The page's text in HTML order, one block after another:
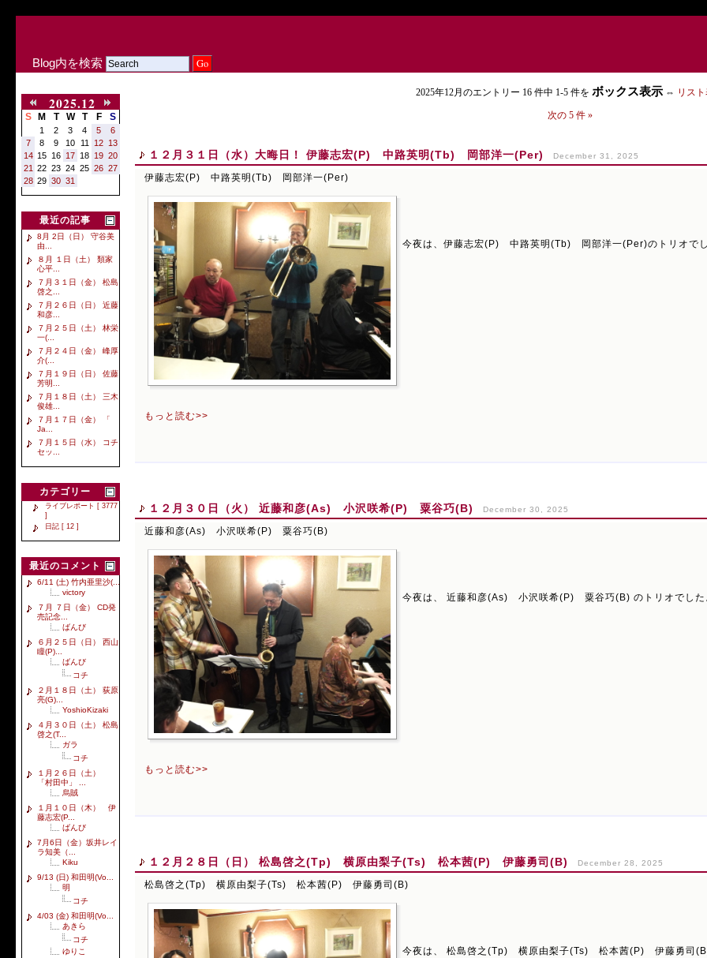
Blog内を検索
2025.12
S M T W T F S
1 2 3 4 5
6
7
8 9 10 11 12 13
14 15 16 17 18 19 20
21
22 23 24 25 26 27
28 29 30 31
最近の記事
8月 2日（日） 守谷美
由...
８月 １日（土） 類家
心平...
７月３１日（金） 松島
啓之...
７月２６日（日） 近藤
和彦...
７月２５日（土） 林栄
一(...
７月２４日（金） 峰厚
介(...
７月１９日（日） 佐藤
芳明...
７月１８日（土） 三木
俊雄...
７月１７日（金） 「
Ja...
７月１５日（水） コチ
セッ...
カテゴリー
ライブレポート [ 3777
]
日記 [ 12 ]
最近のコメント
6/11 (土) 竹内亜里沙(...
victory
７月 ７日（金） CD発
売記念...
ばんび
６月２５日（日） 西山
瞳(P)...
ばんび
コチ
２月１８日（土） 荻原
亮(G)...
YoshioKizaki
４月３０日（土） 松島
啓之(T...
ガラ
コチ
１月２６日（土）
「村田中」 ...
烏賊
１月１０日（木） 伊
藤志宏(P...
ばんび
7月6日（金）坂井レイ
ラ知美（...
Kiku
9/13 (日) 和田明(Vo...
明
コチ
4/03 (金) 和田明(Vo...
あきら
コチ
ゆりこ
2025年12月のエントリー 16 件中 1-5 件を ボックス表示⇔ リス
次の 5 件 »
１２月３１日（水）大晦日！ 伊藤志宏(P) 中路英明(Tb) 岡部洋一(Per) December 31, 2025
伊藤志宏(P) 中路英明(Tb) 岡部洋一(Per)
今夜は、伊藤志宏(P) 中路英明(Tb) 岡部洋一(Per)のトリオでし
もっと読む>>
１２月３０日（火） 近藤和彦(As) 小沢咲希(P) 粟谷巧(B) December 30, 2025
近藤和彦(As) 小沢咲希(P) 粟谷巧(B)
今夜は、 近藤和彦(As) 小沢咲希(P) 粟谷巧(B) のトリオでした
もっと読む>>
１２月２８日（日） 松島啓之(Tp) 横原由梨子(Ts) 松本茜(P) 伊藤勇司(B) December 28, 2025
松島啓之(Tp) 横原由梨子(Ts) 松本茜(P) 伊藤勇司(B)
今夜は、 松島啓之(Tp) 横原由梨子(Ts) 松本茜(P) 伊藤勇司(B)